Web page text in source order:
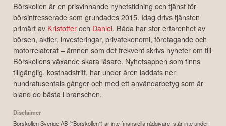
Börskollen är en prisvinnande nyhetstidning och tjänst för
börsintresserade som grundades 2015. Idag drivs tjänsten
primärt av Kristofferoch Daniel. Båda har stor erfarenhet av
börsen, aktier, investeringar, privatekonomi, företagande och
motorrelaterat – ämnen som det frekvent skrivs nyheter om till
Börskollens växande skara läsare. Nyhetsappen som finns
tillgänglig, kostnadsfritt, har under åren laddats ner
hundratusentals gånger och med ett användarbetyg som är
bland de bästa i branschen.
Disclaimer
Börskollen Sverige AB ("Börskollen") är inte finansiella rådgivare, står inte under